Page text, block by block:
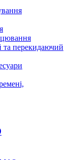
та перекидаючий